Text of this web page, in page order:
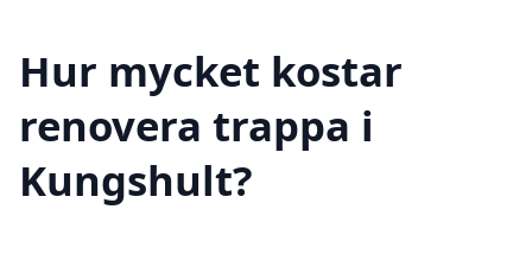
Hur mycket kostar
renovera trappa i
Kungshult?